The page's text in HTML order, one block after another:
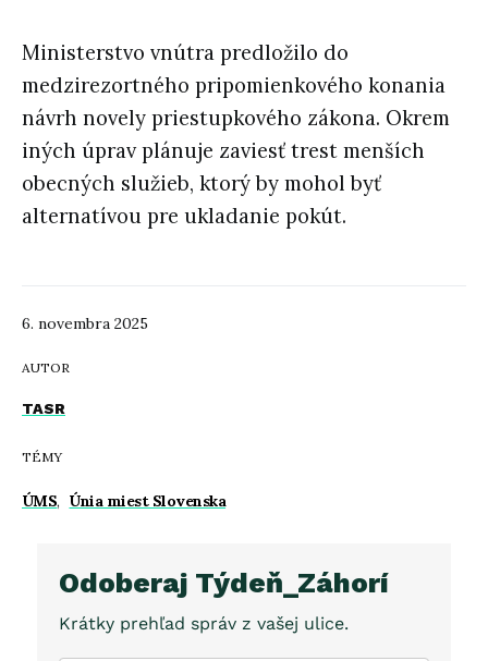
6. novembra 2025
AUTOR
TASR
TÉMY
ÚMS, Únia miest Slovenska
Ministerstvo vnútra predložilo do
medzirezortného pripomienkového konania
návrh novely priestupkového zákona. Okrem
iných úprav plánuje zaviesť trest menších
obecných služieb, ktorý by mohol byť
alternatívou pre ukladanie pokút.
Odoberaj Týdeň_Záhorí
Krátky prehľad správ z vašej ulice.